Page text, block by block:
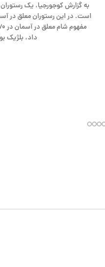
به گزارش کوجورجیا، یک
است. در این رستوران معلق در
داد، بلژیک بود که در سال